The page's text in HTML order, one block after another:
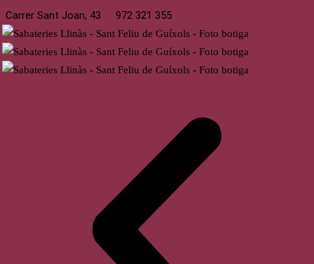
Carrer Sant Joan, 43 972 321 355